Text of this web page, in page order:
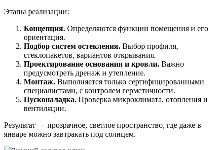
Этапы реализации:
Концепция. Определяются функции помещения и его
ориентация.
Подбор систем остекления. Выбор профиля,
стеклопакетов, вариантов открывания.
Проектирование основания и кровли. Важно
предусмотреть дренаж и утепление.
Монтаж. Выполняется только сертифицированными
специалистами, с контролем герметичности.
Пусконаладка. Проверка микроклимата, отопления и
вентиляции.
Результат — прозрачное, светлое пространство, где даже в
январе можно завтракать под солнцем.